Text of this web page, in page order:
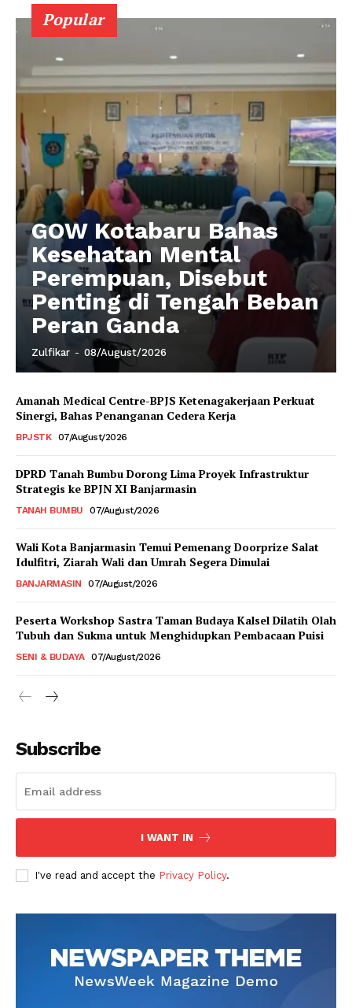
Popular
GOW Kotabaru Bahas
Kesehatan Mental
Perempuan, Disebut
Penting di Tengah Beban
Peran Ganda
Zulfikar - 08/August/2026
Amanah Medical Centre-BPJS Ketenagakerjaan Perkuat
Sinergi, Bahas Penanganan Cedera Kerja
BPJSTK 07/August/2026
DPRD Tanah Bumbu Dorong Lima Proyek Infrastruktur
Strategis ke BPJN XI Banjarmasin
TANAH BUMBU 07/August/2026
Wali Kota Banjarmasin Temui Pemenang Doorprize Salat
Idulfitri, Ziarah Wali dan Umrah Segera Dimulai
BANJARMASIN 07/August/2026
Peserta Workshop Sastra Taman Budaya Kalsel Dilatih Olah
Tubuh dan Sukma untuk Menghidupkan Pembacaan Puisi
SENI & BUDAYA 07/August/2026
Subscribe
I WANT IN
I've read and accept the Privacy Policy.